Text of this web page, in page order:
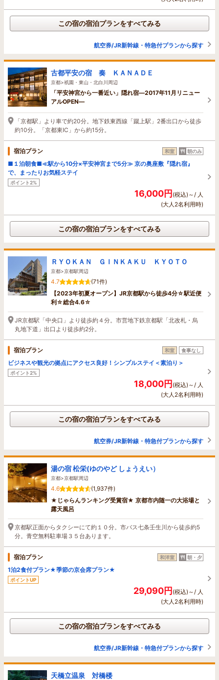
この宿の宿泊プランをすべてみる
航空券/JR新幹線・特急付プランから探す
古都平安の宿 奏 ＫＡＮＡＤＥ
京都>祇園・東山・北白川周辺
「平安神宮から一番近い」隠れ宿―2017年11月リニュー
アルOPEN―
「京都駅」より車で約20分。地下鉄東西線「蹴上駅」2番出口から徒歩
約10分。「京都東IC」から約15分。
宿泊プラン 和室 朝のみ
■１泊朝食■≪駅から10分×平安神宮まで5分≫ 京の奥座敷『隠れ宿』
で、まったりお気軽ステイ
ポイント2%
16,000円(税込)～/ 人
(大人2名利用時)
この宿の宿泊プランをすべてみる
ＲＹＯＫＡＮ ＧＩＮＫＡＫＵ ＫＹＯＴＯ
京都>京都駅周辺
4.7
(71件)
【2023年初夏オープン】JR京都駅から徒歩4分☆駅近便
利☆総合4.6☆
JR京都駅「中央口」より徒歩約４分。市営地下鉄京都駅「北改札・烏
丸地下道」出口より徒歩約2分。
宿泊プラン 和室 食事なし
ビジネスや観光の拠点にアクセス良好！シンプルステイ＜素泊り＞
ポイント2%
18,000円(税込)～/ 人
(大人2名利用時)
この宿の宿泊プランをすべてみる
航空券/JR新幹線・特急付プランから探す
湯の宿 松栄(ゆのやど しょうえい）
京都>京都駅周辺
4.6
(1,937件)
★じゃらんランキング受賞宿★ 京都市内随一の大浴場と
露天風呂
京都駅正面からタクシーにて約１０分。市バス七条壬生川から徒歩約5
分。青空無料駐車場３５台あります。
宿泊プラン 和洋室 朝・夕
1泊2食付プラン★季節の京会席プラン★
ポイントUP
29,090円(税込)～/ 人
(大人2名利用時)
この宿の宿泊プランをすべてみる
航空券/JR新幹線・特急付プランから探す
天橋立温泉 対橋楼